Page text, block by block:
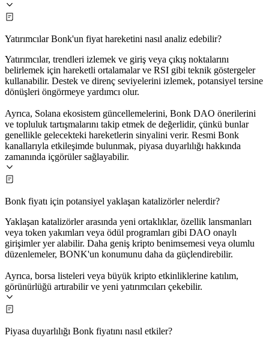
Yatırımcılar Bonk'un fiyat hareketini nasıl analiz edebilir?
Yatırımcılar, trendleri izlemek ve giriş veya çıkış noktalarını
belirlemek için hareketli ortalamalar ve RSI gibi teknik göstergeler
kullanabilir. Destek ve direnç seviyelerini izlemek, potansiyel tersine
dönüşleri öngörmeye yardımcı olur.
Ayrıca, Solana ekosistem güncellemelerini, Bonk DAO önerilerini
ve topluluk tartışmalarını takip etmek de değerlidir, çünkü bunlar
genellikle gelecekteki hareketlerin sinyalini verir. Resmi Bonk
kanallarıyla etkileşimde bulunmak, piyasa duyarlılığı hakkında
zamanında içgörüler sağlayabilir.
Bonk fiyatı için potansiyel yaklaşan katalizörler nelerdir?
Yaklaşan katalizörler arasında yeni ortaklıklar, özellik lansmanları
veya token yakımları veya ödül programları gibi DAO onaylı
girişimler yer alabilir. Daha geniş kripto benimsemesi veya olumlu
düzenlemeler, BONK'un konumunu daha da güçlendirebilir.
Ayrıca, borsa listeleri veya büyük kripto etkinliklerine katılım,
görünürlüğü artırabilir ve yeni yatırımcıları çekebilir.
Piyasa duyarlılığı Bonk fiyatını nasıl etkiler?